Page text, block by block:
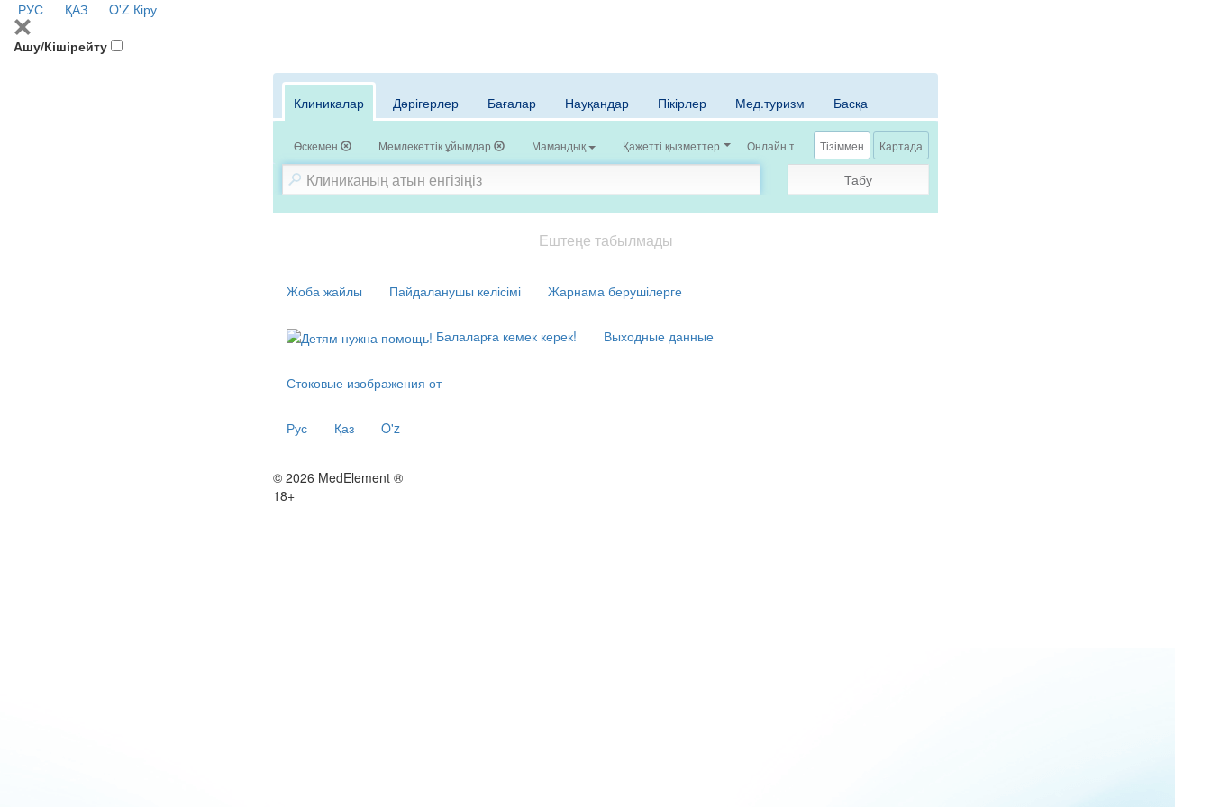
РУС ҚАЗ O'Z Кіру
Ашу/Кішірейту
Клиникалар Дәрігерлер Бағалар Науқандар Пікірлер Мед.туризм Басқа
Өскемен Мемлекеттік ұйымдар Мамандық Қажетті қызметтер Онлайн тіркелу, Сұрақ қою
Тізіммен Картада
Табу
Ештеңе табылмады
Жоба жайлы Пайдаланушы келісімі Жарнама берушілерге
Балаларға көмек керек! Выходные данные
Стоковые изображения от
Рус Қаз O'z
© 2026 MedElement ®
18+